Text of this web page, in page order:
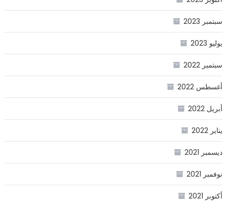
سبتمبر 2023
يوليو 2023
سبتمبر 2022
أغسطس 2022
أبريل 2022
يناير 2022
ديسمبر 2021
نوفمبر 2021
أكتوبر 2021